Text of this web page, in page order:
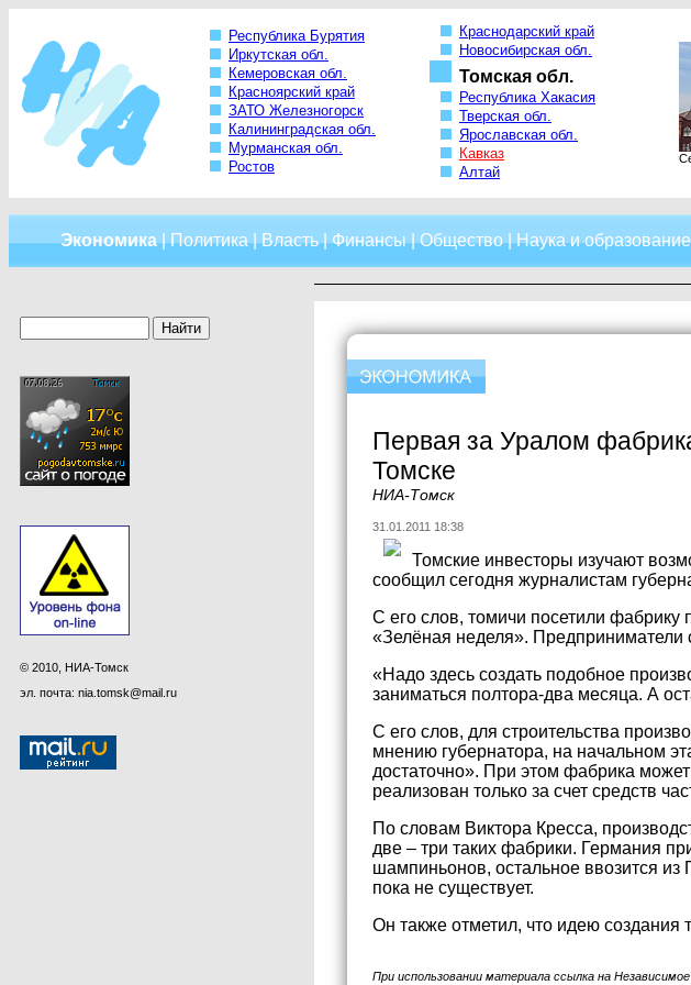
Республика Бурятия
Иркутская обл.
Кемеровская обл.
Красноярский край
ЗАТО Железногорск
Калининградская обл.
Мурманская обл.
Ростов
Краснодарский край
Новосибирская обл.
Томская обл.
Республика Хакасия
Тверская обл.
Ярославская обл.
Кавказ
Алтай
Экономика|Политика|Власть|Финансы|Общество|Наука и образование
© 2010, НИА-Томск
эл. почта: nia.tomsk@mail.ru
Первая за Уралом
Томске
НИА-Томск
31.01.2011 18:38
Томские инвесторы изучают
сообщил сегодня журналистам
С его слов, томичи посетили
«Зелёная неделя». Предприниматели
«Надо здесь создать подобное
заниматься полтора-два месяца. А
С его слов, для строительства
мнению губернатора, на начальном
достаточно». При этом фабрика
реализован только за счет средств
По словам Виктора Кресса,
две – три таких фабрики. Германия
шампиньонов, остальное ввозится
пока не существует.
Он также отметил, что идею создания
При использовании материала ссылка на